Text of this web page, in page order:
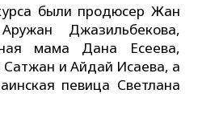
были продюсер Жан
Джазильбекова,
мама Дана Есеева,
и Айдай Исаева, а
певица Светлана